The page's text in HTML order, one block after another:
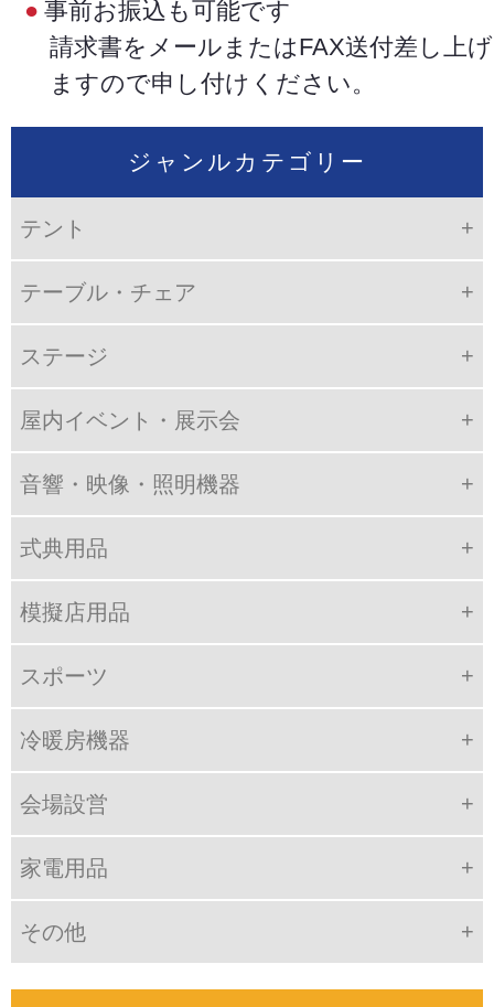
ジャンルカテゴリー
テント
テーブル・チェア
ステージ
屋内イベント・展示会
音響・映像・照明機器
式典用品
模擬店用品
スポーツ
冷暖房機器
会場設営
家電用品
その他
事前お振込も可能です
請求書をメールまたはFAX送付差し上げ
ますので申し付けください。